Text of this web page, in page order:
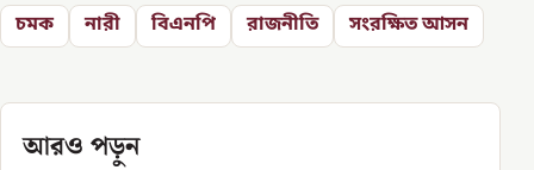
চমক নারী বিএনপি রাজনীতি সংরক্ষিত আসন
আরও পড়ুন